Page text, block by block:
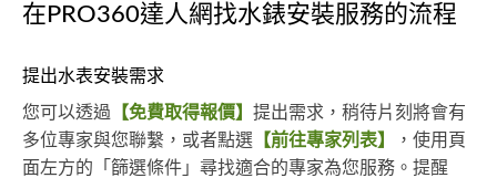
在PRO360達人網找水錶安裝服務的流程
提出水表安裝需求
您可以透過 【免費取得報價】 提出需求，稍待片刻將會有
多位專家與您聯繫，或者點選 【前往專家列表】
，使用頁
面左方的「篩選條件」尋找適合的專家為您服務。提醒